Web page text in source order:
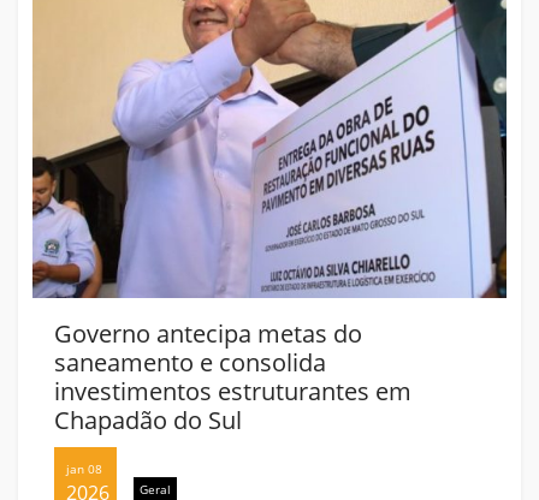
Governo antecipa metas do
saneamento e consolida
investimentos estruturantes em
Chapadão do Sul
jan 08
2026 Geral